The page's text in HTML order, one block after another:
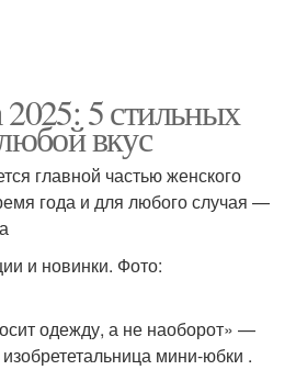
5 стильных
вкус
главной частью женского
года и для любого случая —
и новинки. Фото:
одежду, а не наоборот» —
мини-юбки .